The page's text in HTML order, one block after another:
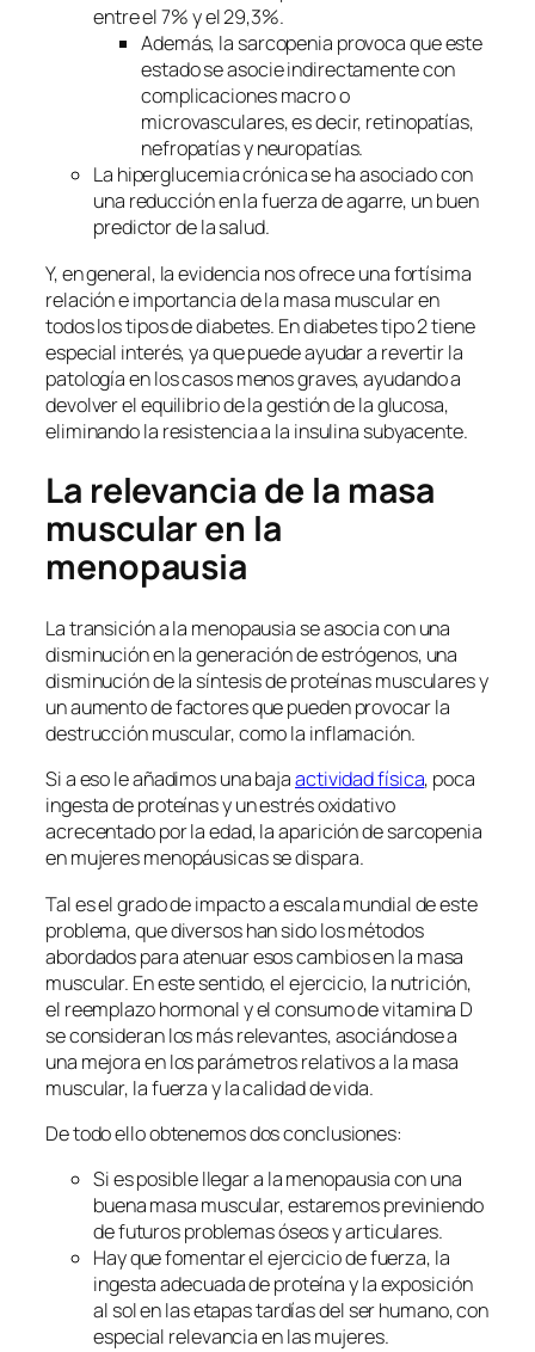
entre el 7% y el 29,3%.
Además, la sarcopenia provoca que este
estado se asocie indirectamente con
complicaciones macro o
microvasculares, es decir, retinopatías,
nefropatías y neuropatías.
La hiperglucemia crónica se ha asociado con
una reducción en la fuerza de agarre, un buen
predictor de la salud.
Y, en general, la evidencia nos ofrece una fortísima
relación e importancia de la masa muscular en
todos los tipos de diabetes. En diabetes tipo 2 tiene
especial interés, ya que puede ayudar a revertir la
patología en los casos menos graves, ayudando a
devolver el equilibrio de la gestión de la glucosa,
eliminando la resistencia a la insulina subyacente.
La relevancia de la masa
muscular en la
menopausia
La transición a la menopausia se asocia con una
disminución en la generación de estrógenos, una
disminución de la síntesis de proteínas musculares y
un aumento de factores que pueden provocar la
destrucción muscular, como la inflamación.
Si a eso le añadimos una bajaactividad física, poca
ingesta de proteínas y un estrés oxidativo
acrecentado por la edad, la aparición de sarcopenia
en mujeres menopáusicas se dispara.
Tal es el grado de impacto a escala mundial de este
problema, que diversos han sido los métodos
abordados para atenuar esos cambios en la masa
muscular. En este sentido, el ejercicio, la nutrición,
el reemplazo hormonal y el consumo de vitamina D
se consideran los más relevantes, asociándose a
una mejora en los parámetros relativos a la masa
muscular, la fuerza y ​​la calidad de vida.
De todo ello obtenemos dos conclusiones:
Si es posible llegar a la menopausia con una
buena masa muscular, estaremos previniendo
de futuros problemas óseos y articulares.
Hay que fomentar el ejercicio de fuerza, la
ingesta adecuada de proteína y la exposición
al sol en las etapas tardías del ser humano, con
especial relevancia en las mujeres.